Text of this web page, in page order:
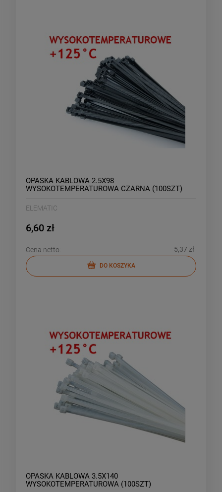
OPASKA KABLOWA 2.5X98
WYSOKOTEMPERATUROWA CZARNA (100SZT)
ELEMATIC
6,60 zł
Cena netto: 5,37 zł
DO KOSZYKA
OPASKA KABLOWA 3.5X140
WYSOKOTEMPERATUROWA (100SZT)